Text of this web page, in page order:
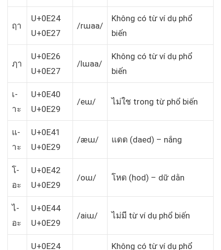
ฤา
U+0E24
U+0E27
/rɯaa/
Không có từ ví dụ phổ
biến
ฦา
U+0E26
U+0E27
/lɯaa/
Không có từ ví dụ phổ
biến
เ-
าะ
U+0E40
U+0E29
/eɯ/ ไม่ใช trong từ phổ biến
แ-
าะ
U+0E41
U+0E29
/æɯ/ แดด (daed) – nắng
โ-
อะ
U+0E42
U+0E29
/oɯ/ โหด (hod) – dữ dằn
ไ-
อะ
U+0E44
U+0E29
/aiɯ/ ไม่มี từ ví dụ phổ biến
U+0E24
Không có từ ví dụ phổ